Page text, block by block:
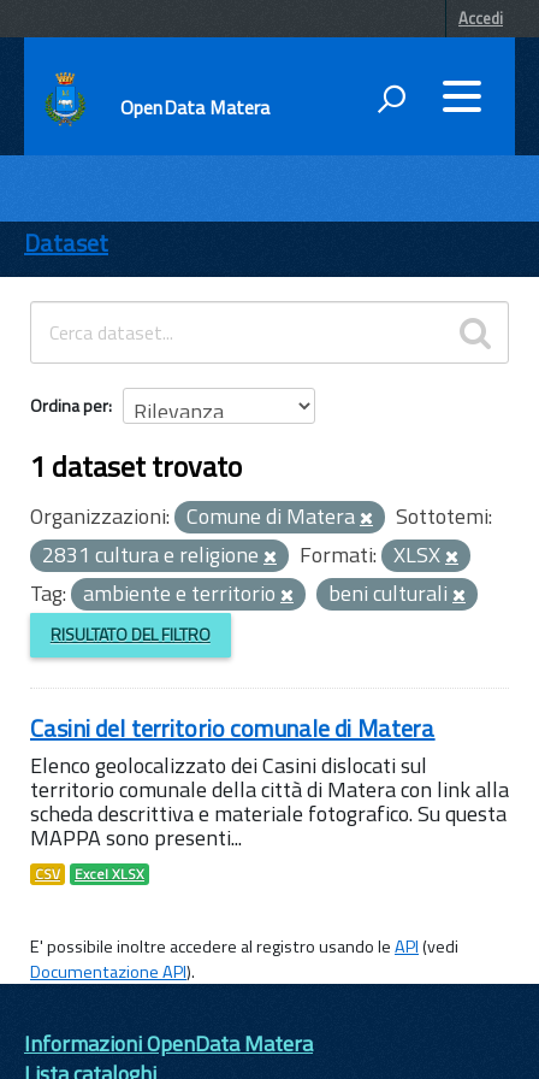
Accedi
OpenData Matera
ENTI
TEMI
INFORMAZIONI
Dataset
Ordina per
1 dataset trovato
Organizzazioni: Comune di Matera
Sottotemi:
2831 cultura e religione
Formati: XLSX
Tag: ambiente e territorio beni culturali
RISULTATO DEL FILTRO
Casini del territorio comunale di Matera
Elenco geolocalizzato dei Casini dislocati sul
territorio comunale della città di Matera con link alla
scheda descrittiva e materiale fotografico. Su questa
MAPPA sono presenti...
CSV Excel XLSX
E' possibile inoltre accedere al registro usando leAPI(vedi
Documentazione API).
Informazioni OpenData Matera